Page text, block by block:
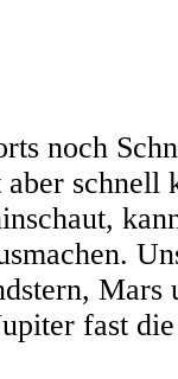
noch
schnell
Mars
fast